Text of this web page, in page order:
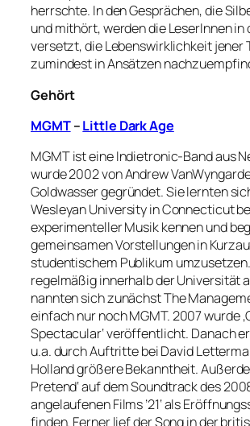
herrschte. In den Gesprächen, die
und mithört, werden die LeserInnen in
versetzt, die Lebenswirklichkeit jener
zumindest in Ansätzen
Gehört
MGMT–Little Dark Age
MGMT ist eine Indietronic-Band aus
wurde 2002 von Andrew
Goldwasser gegründet. Sie lernten
Wesleyan University in Connecticut
experimenteller Musik kennen und
gemeinsamen Vorstellungen in
studentischem Publikum
regelmäßig innerhalb der Universität
nannten sich zunächst The
einfach nur noch MGMT. 2007 wurde
Spectacular‘ veröffentlicht. Danach
u.a. durch Auftritte bei David
Holland größere Bekanntheit.
Pretend‘ auf dem Soundtrack des
angelaufenen Films ’21‘ als
finden. Ferner lief der Song in der